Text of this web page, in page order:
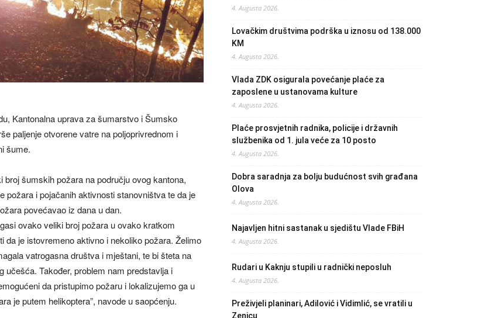
Kantonalna uprava za šumarstvo i Šumsko
paljenje otvorene vatre na poljoprivrednom i
šume.
šumskih požara na području ovog kantona,
požara i pojačanih aktivnosti stanovništva te da je
povećavao iz dana u dan.
ovako veliki broj požara u ovako kratkom
da je istovremeno aktivno i nekoliko požara. Želimo
vatrogasna društva i mještani, te bi šteta na
Također, problem nam predstavlja i
da pristupimo požaru i lokalizujemo ga u
je putem helikoptera”, navode u saopćenju.
4. Augusta 2026.
Lovačkim društvima podrška u iznosu od 138.000
KM
4. Augusta 2026.
Vlada ZDK osigurala povećanje plaće za
zaposlene u ustanovama kulture
4. Augusta 2026.
Plaće prosvjetnih radnika, policije i državnih
službenika od 1. jula veće za 10 posto
4. Augusta 2026.
Dobra saradnja za bolju budućnost svih građana
Olova
4. Augusta 2026.
Najavljen hitni sastanak u sjedištu Vlade FBiH
4. Augusta 2026.
Rudari u Kaknju stupili u radnički neposluh
4. Augusta 2026.
Preživjeli planinari, Adilović i Vidimlić, se vratili u
Zenicu